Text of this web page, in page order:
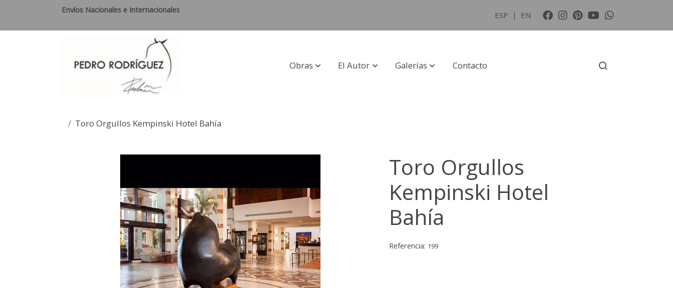
Envíos Nacionales e Internacionales
ESP | EN
Obras El Autor Galerías Contacto
Toro Orgullos Kempinski Hotel Bahía
Toro Orgullos
Kempinski Hotel
Bahía
Referencia: 199